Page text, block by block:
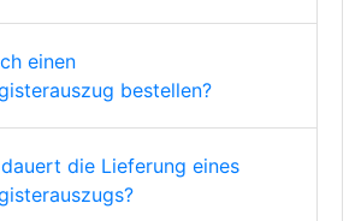
einen
bestellen?
die Lieferung eines